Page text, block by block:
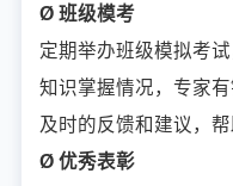
Ø 班级模考
定期举办班级模拟考
知识掌握情况，专家
及时的反馈和建议，
Ø 优秀表彰